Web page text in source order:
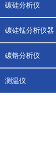
碳硅分析仪
碳硅锰分析仪器
碳铬分析仪
测温仪